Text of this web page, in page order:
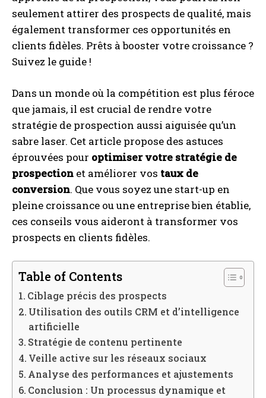
seulement attirer des prospects de qualité, mais
également transformer ces opportunités en
clients fidèles. Prêts à booster votre croissance ?
Suivez le guide !
Dans un monde où la compétition est plus féroce
que jamais, il est crucial de rendre votre
stratégie de prospection aussi aiguisée qu’un
sabre laser. Cet article propose des astuces
éprouvées pour optimiser votre stratégie de
prospection et améliorer vos taux de
conversion. Que vous soyez une start-up en
pleine croissance ou une entreprise bien établie,
ces conseils vous aideront à transformer vos
prospects en clients fidèles.
Table of Contents
Ciblage précis des prospects
Utilisation des outils CRM et d’intelligence
artificielle
Stratégie de contenu pertinente
Veille active sur les réseaux sociaux
Analyse des performances et ajustements
Conclusion : Un processus dynamique et